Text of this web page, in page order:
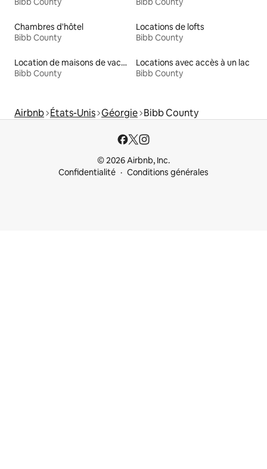
Chambres d'hôtel
Bibb County
Locations de lofts
Bibb County
Location de maisons de vacances
Bibb County
Locations avec accès à un lac
Bibb County
Airbnb États-Unis Géorgie Bibb County
© 2026 Airbnb, Inc.
Confidentialité
Conditions générales